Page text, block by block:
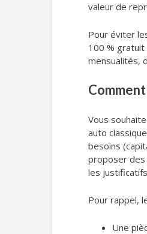
valeur de
Pour éviter
100 %
mensualités,
Vous
auto
besoins
proposer des
les
Pour rappel,
Une